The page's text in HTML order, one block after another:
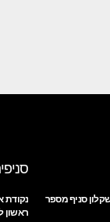
סניף מספר
ראשון